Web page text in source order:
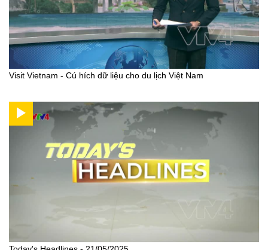
Visit Vietnam - Cú hích dữ liệu cho du lịch Việt Nam